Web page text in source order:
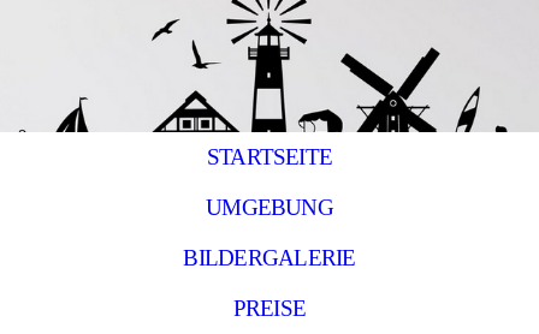
STARTSEITE
UMGEBUNG
BILDERGALERIE
PREISE